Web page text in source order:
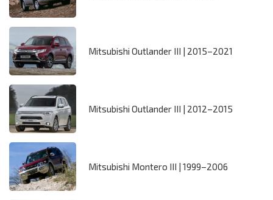
Mitsubishi Outlander III | 2015–2021
Mitsubishi Outlander III | 2012–2015
Mitsubishi Montero III | 1999–2006